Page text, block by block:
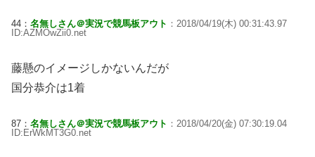
44： 名無しさん＠実況で競馬板アウト ：2018/04/19(木) 00:31:43.97
ID:AZMOwZii0.net
藤懸のイメージしかないんだが
国分恭介は1着
87： 名無しさん＠実況で競馬板アウト ：2018/04/20(金) 07:30:19.04
ID:ErWkMT3G0.net